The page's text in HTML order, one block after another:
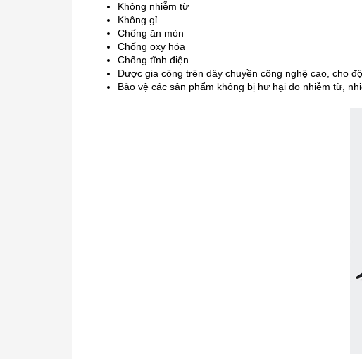
Không nhiễm từ
Không gỉ
Chống ăn mòn
Chống oxy hóa
Chống tĩnh điện
Được gia công trên dây chuyền công nghệ cao, cho
Bảo vệ các sản phẩm không bị hư hại do nhiễm từ,